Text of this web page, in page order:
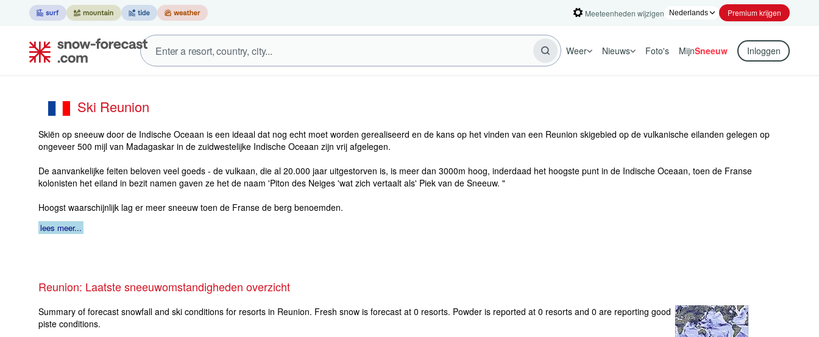
Meeteenheden wijzigen Premium krijgen
Weer Nieuws Foto's MijnSneeuw Inloggen
Ski Reunion
Skiën op sneeuw door de Indische Oceaan is een ideaal dat nog echt moet worden gerealiseerd en de kans op het vinden van een Reunion skigebied op de vulkanische eilanden gelegen op
ongeveer 500 mijl van Madagaskar in de zuidwestelijke Indische Oceaan zijn vrij afgelegen.
De aanvankelijke feiten beloven veel goeds - de vulkaan, die al 20.000 jaar uitgestorven is, is meer dan 3000m hoog, inderdaad het hoogste punt in de Indische Oceaan, toen de Franse
kolonisten het eiland in bezit namen gaven ze het de naam 'Piton des Neiges 'wat zich vertaalt als' Piek van de Sneeuw. "
Hoogst waarschijnlijk lag er meer sneeuw toen de Franse de berg benoemden.
lees meer...
Reunion: Laatste sneeuwomstandigheden overzicht
Summary of forecast snowfall and ski conditions for resorts in Reunion. Fresh snow is forecast at 0 resorts. Powder is reported at 0 resorts and 0 are reporting good
piste conditions.